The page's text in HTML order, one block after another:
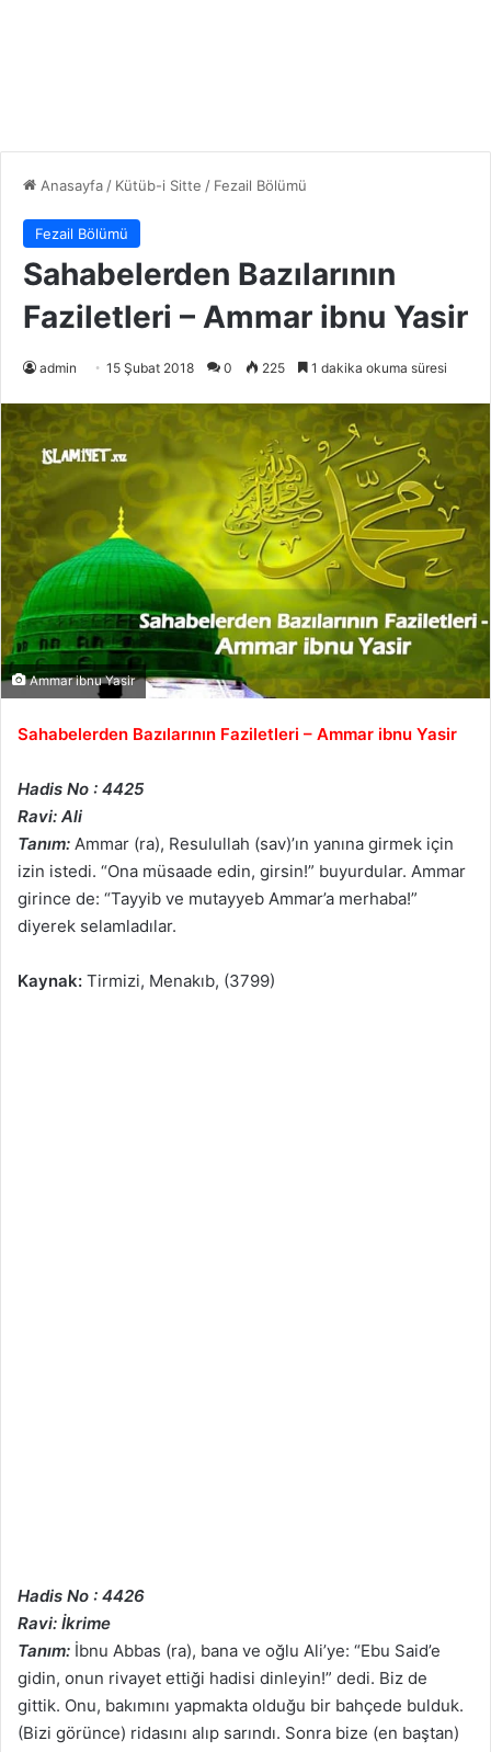
Anasayfa/ Kütüb-i Sitte / Fezail Bölümü
Fezail Bölümü
Sahabelerden Bazılarının
Faziletleri – Ammar ibnu Yasir
admin 15 Şubat 2018 0 225 1 dakika okuma süresi
Ammar ibnu Yasir
Sahabelerden Bazılarının Faziletleri – Ammar ibnu Yasir
Hadis No : 4425
Ravi: Ali
Tanım: Ammar (ra), Resulullah (sav)’ın yanına girmek için
izin istedi. “Ona müsaade edin, girsin!” buyurdular. Ammar
girince de: “Tayyib ve mutayyeb Ammar’a merhaba!”
diyerek selamladılar.
Kaynak: Tirmizi, Menakıb, (3799)
Hadis No : 4426
Ravi: İkrime
Tanım: İbnu Abbas (ra), bana ve oğlu Ali’ye: “Ebu Said’e
gidin, onun rivayet ettiği hadisi dinleyin!” dedi. Biz de
gittik. Onu, bakımını yapmakta olduğu bir bahçede bulduk.
(Bizi görünce) ridasını alıp sarındı. Sonra bize (en baştan)